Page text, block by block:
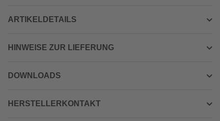
ARTIKELDETAILS
HINWEISE ZUR LIEFERUNG
DOWNLOADS
HERSTELLERKONTAKT